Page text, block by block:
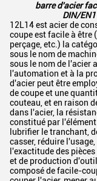
barre d'acier
DIN/
12L14 est acier de
coupe est facile à être
perçage, etc.) la
sous le nom de
sous le nom de l'acier
l'automation et à la
d'acier peut être
de coupe et une
couteau, et en raison
dans l'acier, la
constitué par
lubrifier le tranchant,
casser, réduire
l'exactitude des
et de production
composé de facile-